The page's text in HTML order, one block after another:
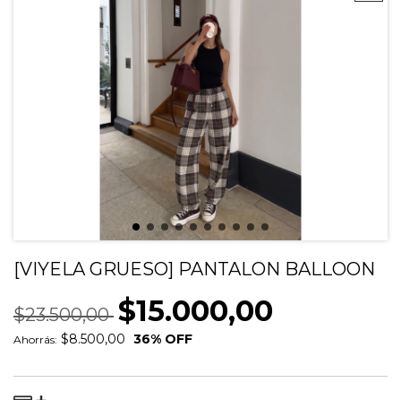
[VIYELA GRUESO] PANTALON BALLOON
$23.500,00 $15.000,00
Ahorrás: $8.500,00 36% OFF